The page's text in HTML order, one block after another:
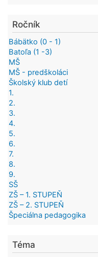
Ročník
Bábätko (0 - 1)
Batoľa (1 -3)
MŠ
MŠ - predškoláci
Školský klub detí
1.
2.
3.
4.
5.
6.
7.
8.
9.
SŠ
ZŠ – 1. STUPEŇ
ZŠ – 2. STUPEŇ
Špeciálna pedagogika
Téma